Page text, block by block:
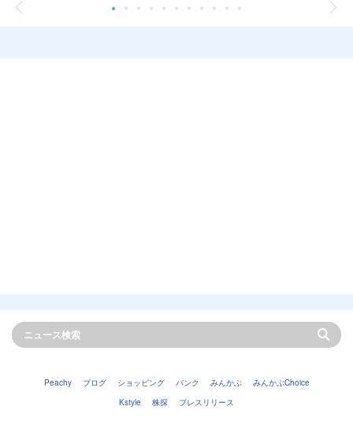
Peachy ブログ ショッピング バンク みんかぶ
みんかぶChoice
Kstyle
株探 プレスリリース